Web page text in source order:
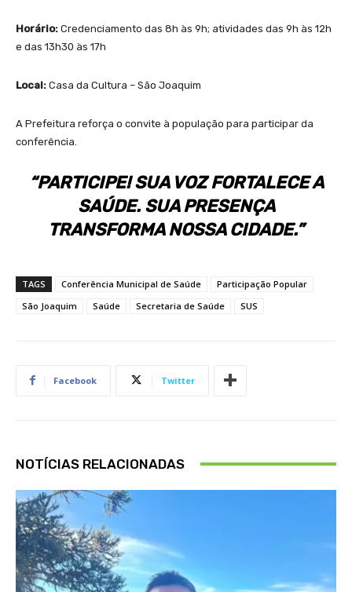
Horário: Credenciamento das 8h às 9h; atividades das 9h às 12h
e das 13h30 às 17h
Local: Casa da Cultura – São Joaquim
A Prefeitura reforça o convite à população para participar da
conferência.
“PARTICIPE! SUA VOZ FORTALECE A
SAÚDE. SUA PRESENÇA
TRANSFORMA NOSSA CIDADE.”
TAGS Conferência Municipal de Saúde
Participação Popular
São Joaquim
Saúde Secretaria de Saúde SUS
Facebook Twitter
NOTÍCIAS RELACIONADAS